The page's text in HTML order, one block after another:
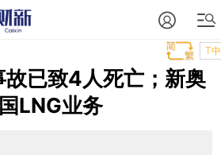
T中
已致4人死亡；新奥
LNG业务